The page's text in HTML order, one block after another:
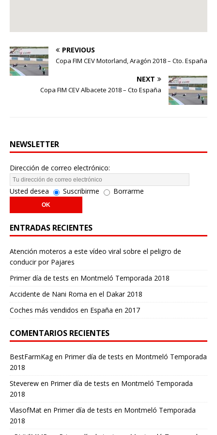
PREVIOUS
Copa FIM CEV Motorland, Aragón 2018 – Cto. España
NEXT
Copa FIM CEV Albacete 2018 – Cto España
NEWSLETTER
Dirección de correo electrónico:
Usted desea Suscribirme Borrarme
ENTRADAS RECIENTES
Atención moteros a este vídeo viral sobre el peligro de
conducir por Pajares
Primer día de tests en Montmeló Temporada 2018
Accidente de Nani Roma en el Dakar 2018
Coches más vendidos en España en 2017
COMENTARIOS RECIENTES
BestFarmKagen Primer día de tests en Montmeló Temporada
2018
Steverew en Primer día de tests en Montmeló Temporada
2018
VlasofMat en Primer día de tests en Montmeló Temporada
2018